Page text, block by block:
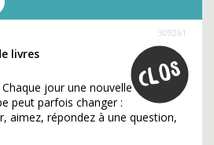
309261
livres
jour une nouvelle
peut parfois changer :
aimez, répondez à une question,